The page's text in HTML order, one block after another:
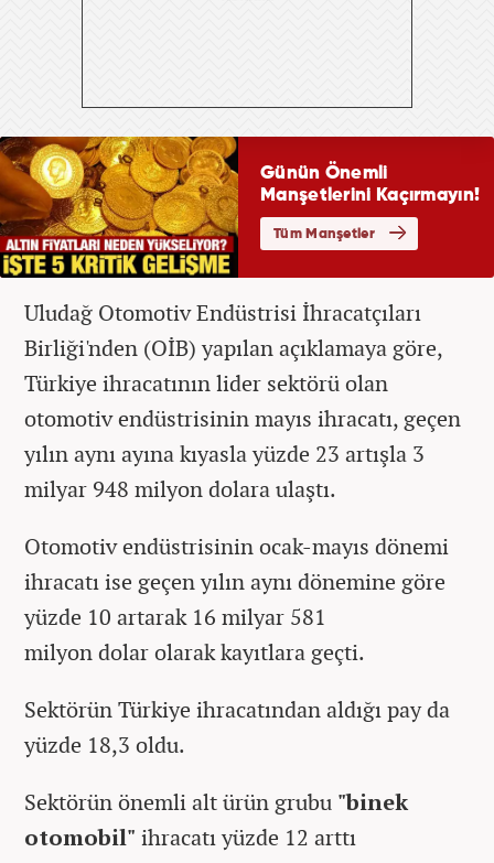
Uludağ Otomotiv Endüstrisi İhracatçıları
Birliği'nden (OİB) yapılan açıklamaya göre,
Türkiye ihracatının lider sektörü olan
otomotiv endüstrisinin mayıs ihracatı, geçen
yılın aynı ayına kıyasla yüzde 23 artışla 3
milyar 948 milyon dolara ulaştı.
Otomotiv endüstrisinin ocak-mayıs dönemi
ihracatı ise geçen yılın aynı dönemine göre
yüzde 10 artarak 16 milyar 581
milyon dolar olarak kayıtlara geçti.
Sektörün Türkiye ihracatından aldığı pay da
yüzde 18,3 oldu.
Sektörün önemli alt ürün grubu "binek
otomobil" ihracatı yüzde 12 arttı